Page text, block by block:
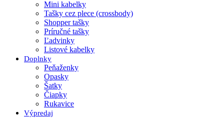
Mini kabelky
Tašky cez plece (crossbody)
Shopper tašky
Príručné tašky
Ľadvinky
Listové kabelky
Doplnky
Peňaženky
Opasky
Šatky
Čiapky
Rukavice
Výpredaj